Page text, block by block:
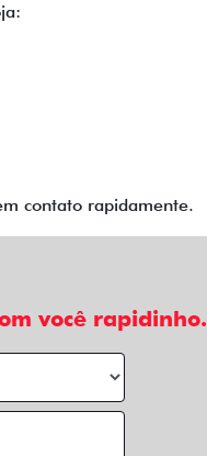
contato rapidamente.
você rapidinho.